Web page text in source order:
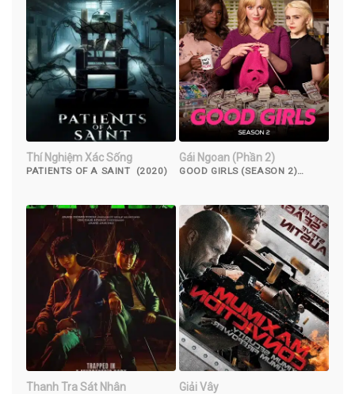
Thí Nghiệm Xác Sống
PATIENTS OF A SAINT (2020)
Gái Ngoan (Phần 2)
GOOD GIRLS (SEASON 2)
Thanh Tra Sát Nhân Giải Vây